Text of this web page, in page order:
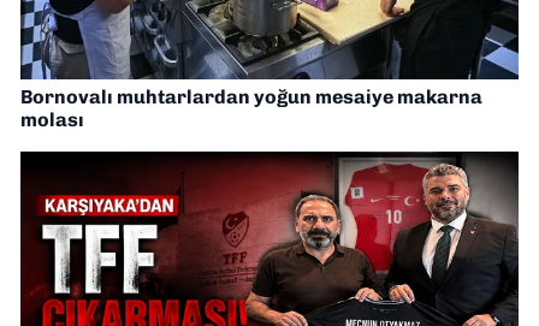
Bornovalı muhtarlardan yoğun mesaiye makarna
molası